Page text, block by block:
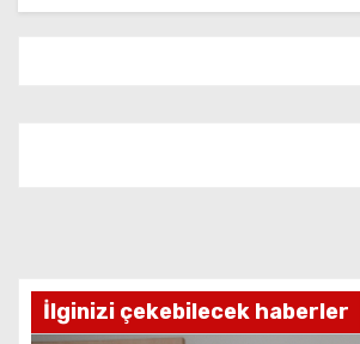
İlginizi çekebilecek haberler